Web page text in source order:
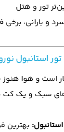
تور و هتل
و بارانی،
استانبول
است و هوا
سبک و یک کت
بهترین